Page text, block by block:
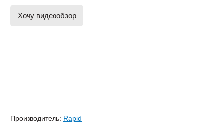
Хочу видеообзор
Производитель: Rapid